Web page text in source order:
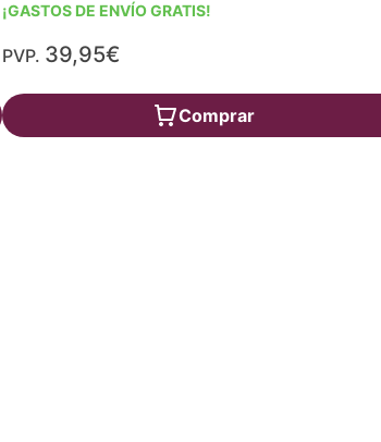
¡GASTOS DE ENVÍO GRATIS!
PVP. 39,95€
Comprar